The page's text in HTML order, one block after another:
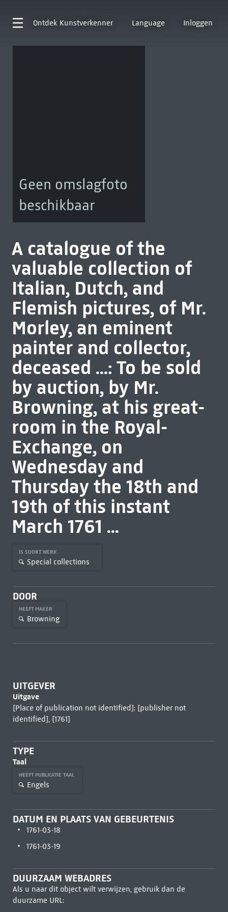
Ontdek Kunstverkenner Language Inloggen
Geen omslagfoto
beschikbaar
A catalogue of the
valuable collection of
Italian, Dutch, and
Flemish pictures, of Mr.
Morley, an eminent
painter and collector,
deceased ...: To be sold
by auction, by Mr.
Browning, at his great-
room in the Royal-
Exchange, on
Wednesday and
Thursday the 18th and
19th of this instant
March 1761 ...
IS SOORT WERK
Special collections
DOOR
HEEFT MAKER
Browning
UITGEVER
Uitgave
[Place of publication not identified]: [publisher not
identified], [1761]
TYPE
Taal
HEEFT PUBLICATIE TAAL
Engels
DATUM EN PLAATS VAN GEBEURTENIS
1761-03-18
1761-03-19
DUURZAAM WEBADRES
Als u naar dit object wilt verwijzen, gebruik dan de
duurzame URL: